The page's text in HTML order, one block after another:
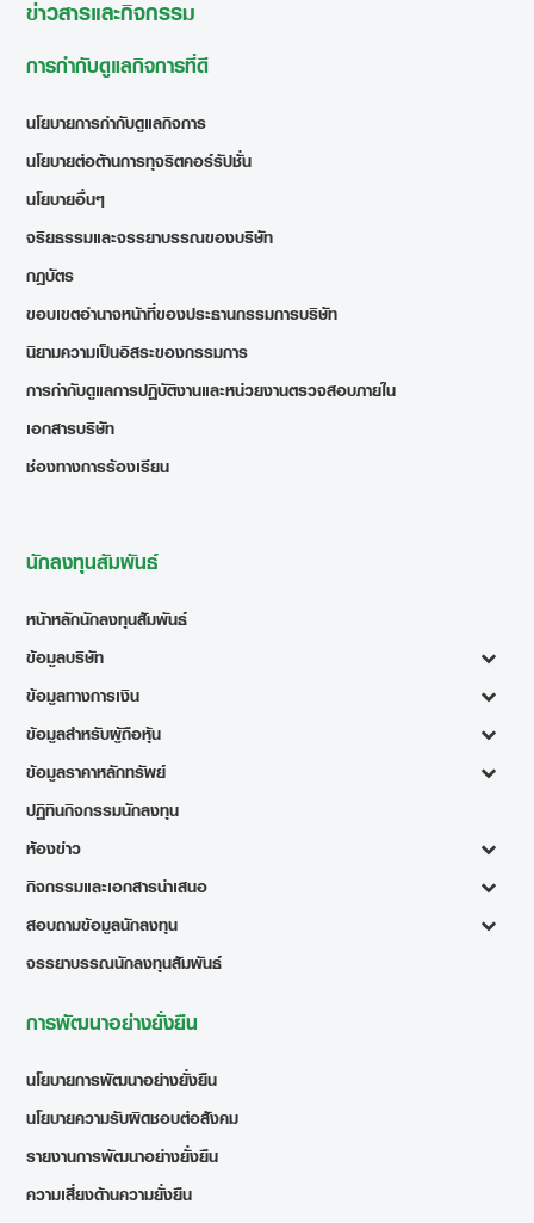
ข่าวสารและกิจกรรม
การกำกับดูแลกิจการที่ดี
นโยบายการกำกับดูแลกิจการ
นโยบายต่อต้านการทุจริตคอร์รัปชั่น
นโยบายอื่นๆ
จริยธรรมและจรรยาบรรณของบริษัท
กฎบัตร
ขอบเขตอำนาจหน้าที่ของประธานกรรมการบริษัท
นิยามความเป็นอิสระของกรรมการ
การกำกับดูแลการปฏิบัติงานและหน่วยงานตรวจสอบภายใน
เอกสารบริษัท
ช่องทางการร้องเรียน
นักลงทุนสัมพันธ์
หน้าหลักนักลงทุนสัมพันธ์
ข้อมูลบริษัท
ข้อมูลทางการเงิน
ข้อมูลสำหรับผู้ถือหุ้น
ข้อมูลราคาหลักทรัพย์
ปฏิทินกิจกรรมนักลงทุน
ห้องข่าว
กิจกรรมและเอกสารนำเสนอ
สอบถามข้อมูลนักลงทุน
จรรยาบรรณนักลงทุนสัมพันธ์
การพัฒนาอย่างยั่งยืน
นโยบายการพัฒนาอย่างยั่งยืน
นโยบายความรับผิดชอบต่อสังคม
รายงานการพัฒนาอย่างยั่งยืน
ความเสี่ยงด้านความยั่งยืน